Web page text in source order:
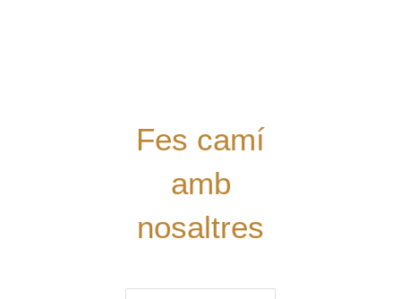
Fes camí
amb
nosaltres